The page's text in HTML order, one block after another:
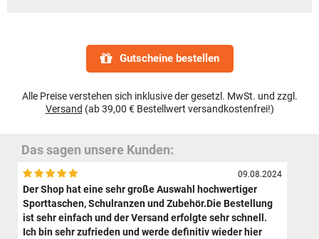
Gutscheine bestellen
Alle Preise verstehen sich inklusive der gesetzl. MwSt. und zzgl.
Versand (ab 39,00 € Bestellwert versandkostenfrei!)
Das sagen unsere Kunden:
09.08.2024
Der Shop hat eine sehr große Auswahl hochwertiger
Sporttaschen, Schulranzen und Zubehör.Die Bestellung
ist sehr einfach und der Versand erfolgte sehr schnell.
Ich bin sehr zufrieden und werde definitiv wieder hier